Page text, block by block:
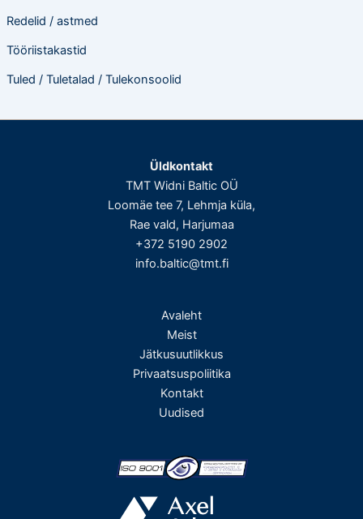
Redelid / astmed
Tööriistakastid
Tuled / Tuletalad / Tulekonsoolid
Üldkontakt
TMT Widni Baltic OÜ
Loomäe tee 7, Lehmja küla,
Rae vald, Harjumaa
+372 5190 2902
info.baltic@tmt.fi
Avaleht
Meist
Jätkusuutlikkus
Privaatsuspoliitika
Kontakt
Uudised